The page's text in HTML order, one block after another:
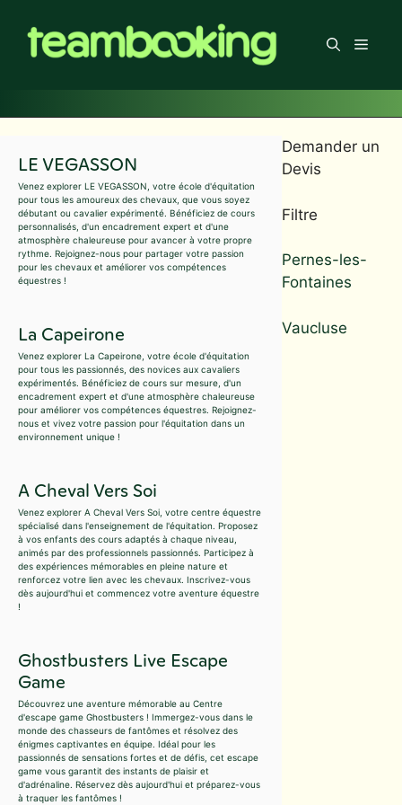
contenu
Menu
LE VEGASSON
Venez explorer LE VEGASSON, votre école d'équitation
pour tous les amoureux des chevaux, que vous soyez
débutant ou cavalier expérimenté. Bénéficiez de cours
personnalisés, d'un encadrement expert et d'une
atmosphère chaleureuse pour avancer à votre propre
rythme. Rejoignez-nous pour partager votre passion
pour les chevaux et améliorer vos compétences
équestres !
La Capeirone
Venez explorer La Capeirone, votre école d'équitation
pour tous les passionnés, des novices aux cavaliers
expérimentés. Bénéficiez de cours sur mesure, d'un
encadrement expert et d'une atmosphère chaleureuse
pour améliorer vos compétences équestres. Rejoignez-
nous et vivez votre passion pour l'équitation dans un
environnement unique !
A Cheval Vers Soi
Venez explorer A Cheval Vers Soi, votre centre équestre
spécialisé dans l'enseignement de l'équitation. Proposez
à vos enfants des cours adaptés à chaque niveau,
animés par des professionnels passionnés. Participez à
des expériences mémorables en pleine nature et
renforcez votre lien avec les chevaux. Inscrivez-vous
dès aujourd'hui et commencez votre aventure équestre
!
Ghostbusters Live Escape
Game
Découvrez une aventure mémorable au Centre
d'escape game Ghostbusters ! Immergez-vous dans le
monde des chasseurs de fantômes et résolvez des
énigmes captivantes en équipe. Idéal pour les
passionnés de sensations fortes et de défis, cet escape
game vous garantit des instants de plaisir et
d'adrénaline. Réservez dès aujourd'hui et préparez-vous
à traquer les fantômes !
Demander un
Devis
Filtre
Pernes-les-
Fontaines
Vaucluse